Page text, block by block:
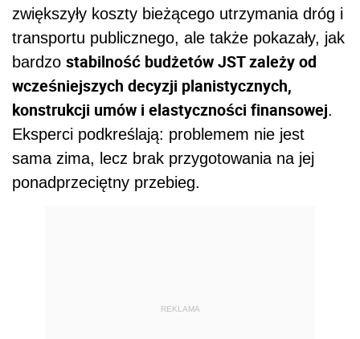
zwiększyły koszty bieżącego utrzymania dróg i
transportu publicznego, ale także pokazały, jak
bardzo stabilność budżetów JST zależy od
wcześniejszych decyzji planistycznych,
konstrukcji umów i elastyczności finansowej.
Eksperci podkreślają: problemem nie jest
sama zima, lecz brak przygotowania na jej
ponadprzeciętny przebieg.
REKLAMA